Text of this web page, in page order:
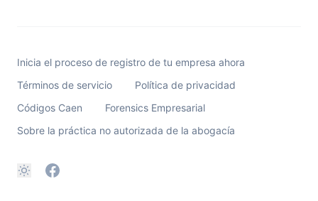
Inicia el proceso de registro de tu empresa ahora
Términos de servicio
Política de privacidad
Códigos Caen
Forensics Empresarial
Sobre la práctica no autorizada de la abogacía